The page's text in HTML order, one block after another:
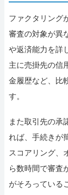
ファクタリング
審査の対象が異
や返済能力を詳
主に売掛先の信
金履歴など、比
す。
また取引先の承
れば、手続きが
スコアリング、
ら数時間で審査
がそろっている